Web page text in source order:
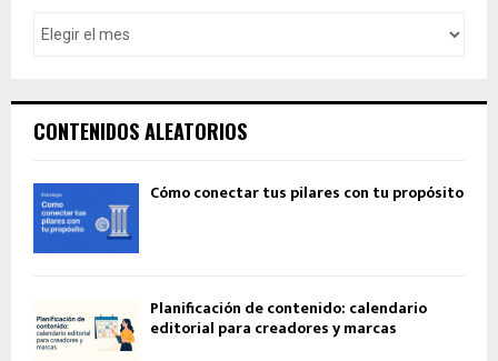
CONTENIDOS ALEATORIOS
Cómo conectar tus pilares con tu propósito
Planificación de contenido: calendario
editorial para creadores y marcas